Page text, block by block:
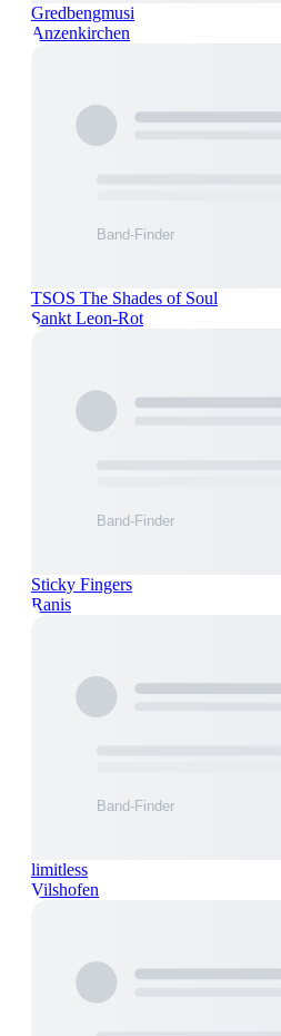
Gredbengmusi
Anzenkirchen
TSOS The Shades of Soul
Sankt Leon-Rot
Sticky Fingers
Ranis
limitless
Vilshofen